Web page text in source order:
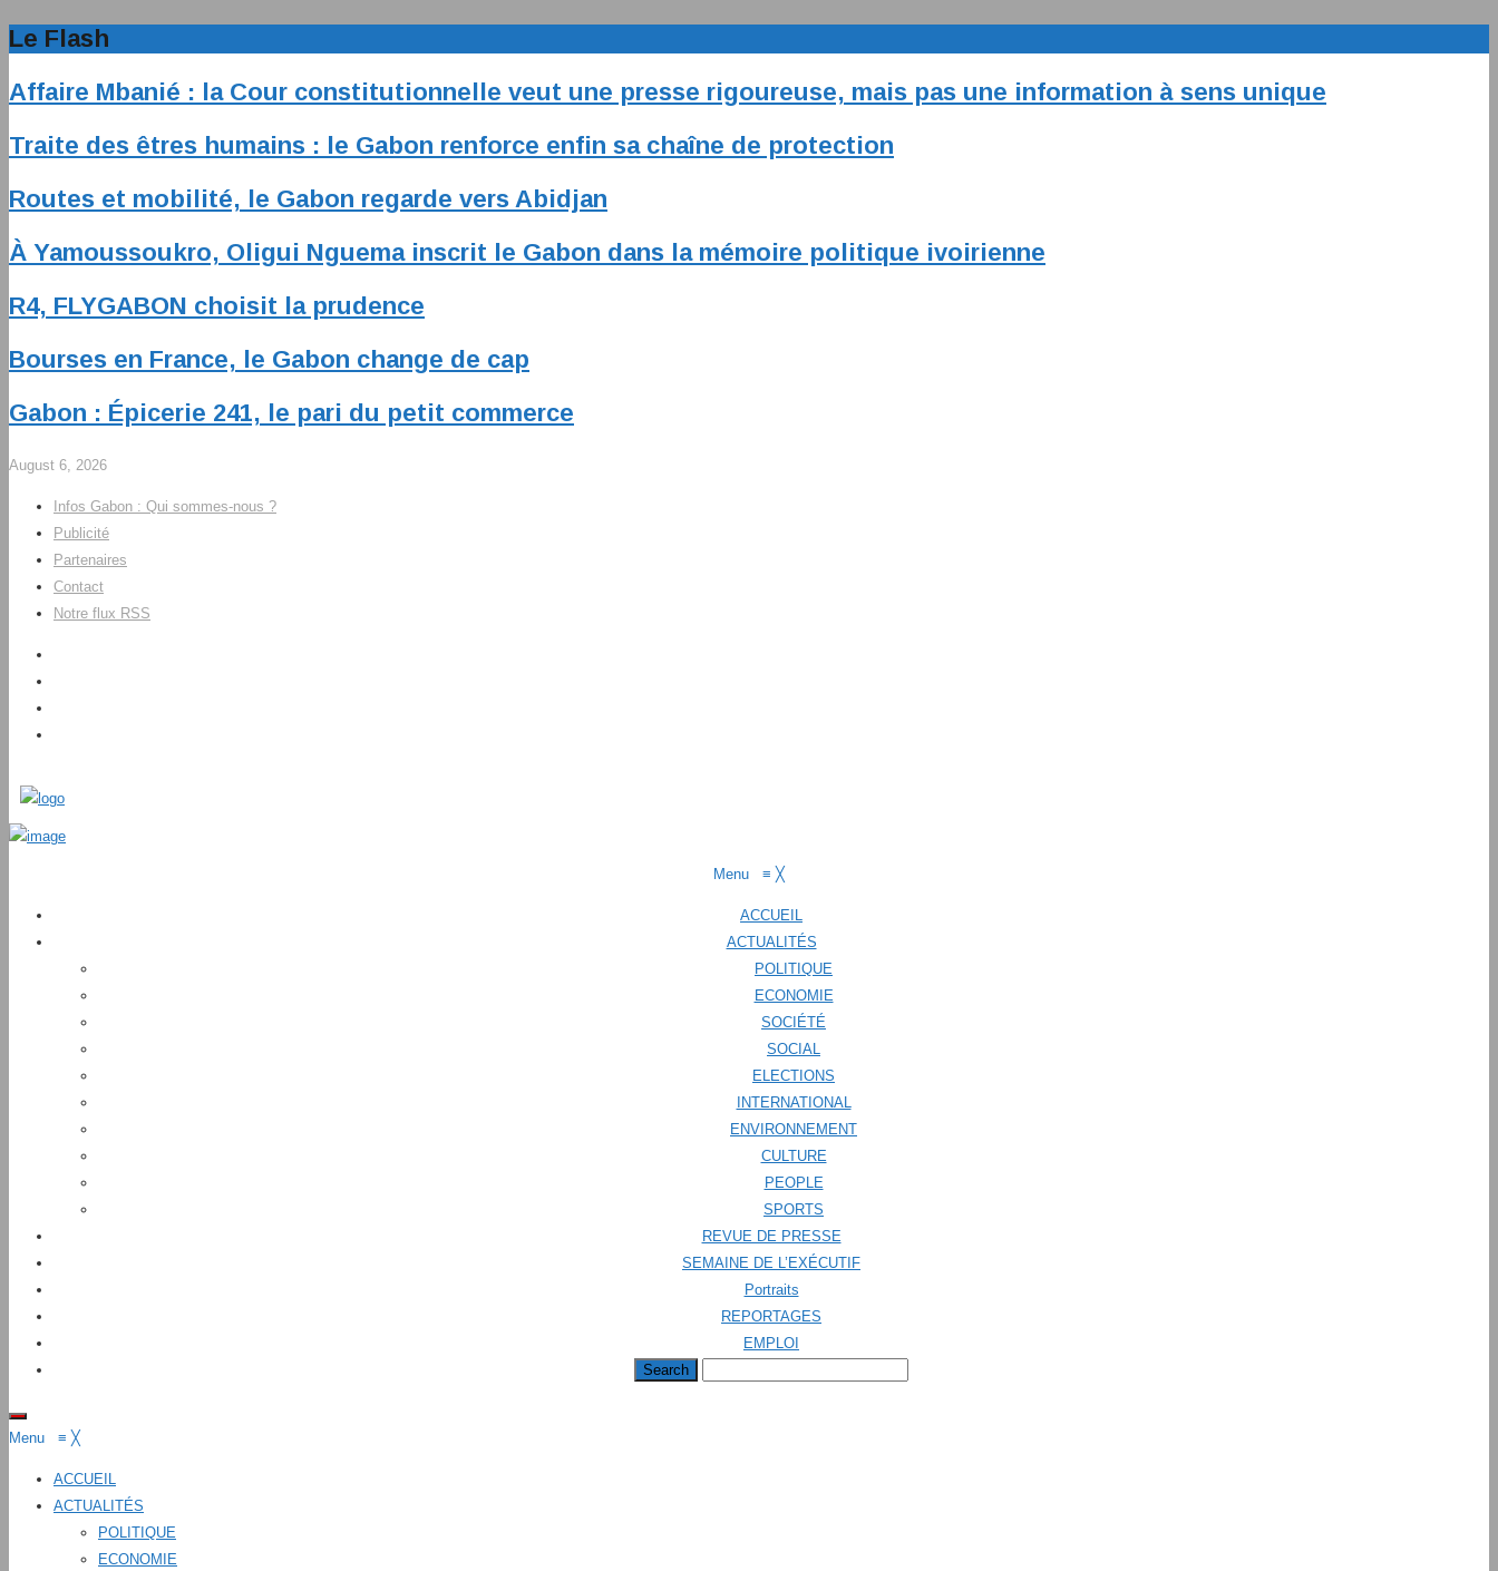
Le Flash
Affaire Mbanié : la Cour constitutionnelle veut une presse rigoureuse, mais pas une information à sens unique
Traite des êtres humains : le Gabon renforce enfin sa chaîne de protection
Routes et mobilité, le Gabon regarde vers Abidjan
À Yamoussoukro, Oligui Nguema inscrit le Gabon dans la mémoire politique ivoirienne
R4, FLYGABON choisit la prudence
Bourses en France, le Gabon change de cap
Gabon : Épicerie 241, le pari du petit commerce
August 6, 2026
Infos Gabon : Qui sommes-nous ?
Publicité
Partenaires
Contact
Notre flux RSS
Menu ≡ ╳
ACCUEIL
ACTUALITÉS
POLITIQUE
ECONOMIE
SOCIÉTÉ
SOCIAL
ELECTIONS
INTERNATIONAL
ENVIRONNEMENT
CULTURE
PEOPLE
SPORTS
REVUE DE PRESSE
SEMAINE DE L’EXÉCUTIF
Portraits
REPORTAGES
EMPLOI
Menu ≡ ╳
ACCUEIL
ACTUALITÉS
POLITIQUE
ECONOMIE